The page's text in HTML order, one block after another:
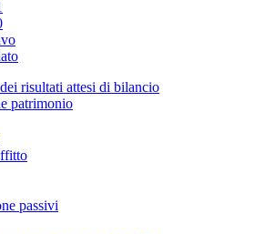
risultati attesi di bilancio
patrimonio
passivi